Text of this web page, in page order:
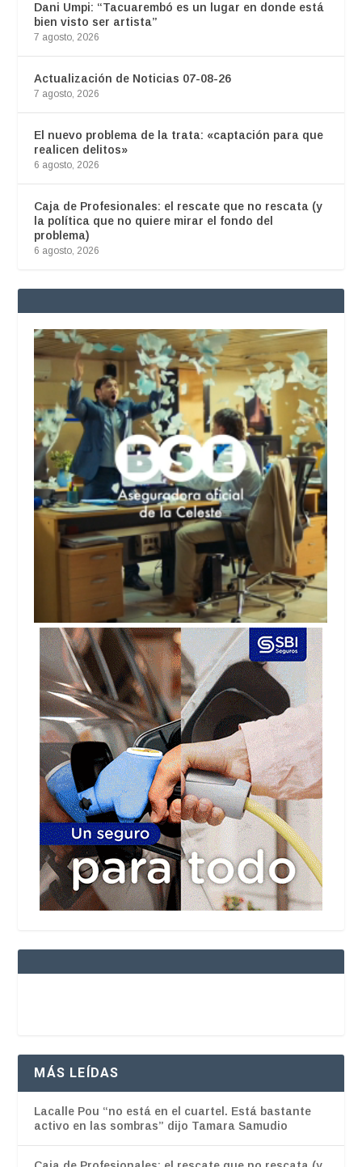
Dani Umpi: “Tacuarembó es un lugar en donde está
bien visto ser artista”
7 agosto, 2026
Actualización de Noticias 07-08-26
7 agosto, 2026
El nuevo problema de la trata: «captación para que
realicen delitos»
6 agosto, 2026
Caja de Profesionales: el rescate que no rescata (y
la política que no quiere mirar el fondo del
problema)
6 agosto, 2026
MÁS LEÍDAS
Lacalle Pou “no está en el cuartel. Está bastante
activo en las sombras” dijo Tamara Samudio